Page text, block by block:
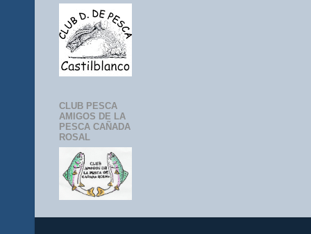
CLUB PESCA
AMIGOS DE LA
PESCA CAÑADA
ROSAL